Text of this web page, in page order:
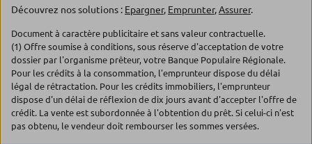
Découvrez nos solutions : Epargner, Emprunter,Assurer.
Document à caractère publicitaire et sans valeur contractuelle.
(1) Offre soumise à conditions, sous réserve d'acceptation de votre
dossier par l'organisme prêteur, votre Banque Populaire Régionale.
Pour les crédits à la consommation, l'emprunteur dispose du délai
légal de rétractation. Pour les crédits immobiliers, l'emprunteur
dispose d'un délai de réflexion de dix jours avant d'accepter l'offre de
crédit. La vente est subordonnée à l'obtention du prêt. Si celui-ci n'est
pas obtenu, le vendeur doit rembourser les sommes versées.